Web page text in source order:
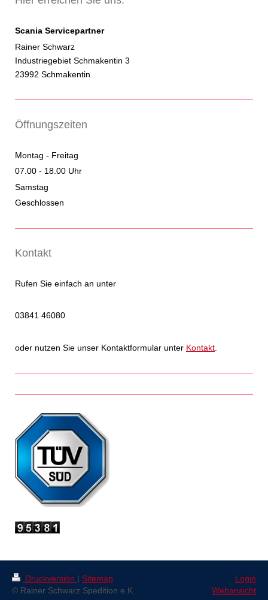
Scania Servicepartner
Rainer Schwarz
Industriegebiet Schmakentin 3
23992 Schmakentin
Öffnungszeiten
Montag - Freitag
07.00 - 18.00 Uhr
Samstag
Geschlossen
Kontakt
Rufen Sie einfach an unter
03841 46080
oder nutzen Sie unser Kontaktformular unter Kontakt
Druckversion | Sitemap
© Rainer Schwarz Spedition e.K.
Login
Webansicht